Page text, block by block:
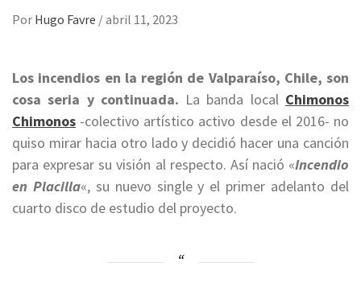
Por Hugo Favre /abril 11, 2023
Los incendios en la región de Valparaíso, Chile, son
cosa seria y continuada. La banda local Chimonos
Chimonos -colectivo artístico activo desde el 2016- no
quiso mirar hacia otro lado y decidió hacer una canción
para expresar su visión al respecto. Así nació «Incendio
en Placilla«, su nuevo single y el primer adelanto del
cuarto disco de estudio del proyecto.